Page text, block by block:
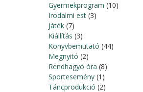
Gyermekprogram (10)
Irodalmi est (3)
Játék (7)
Kiállítás (3)
Könyvbemutató (44)
Megnyitó (2)
Rendhagyó óra (8)
Sportesemény (1)
Táncprodukció (2)